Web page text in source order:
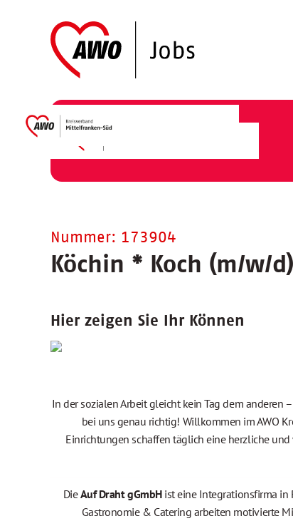
Nummer: 173904
Köchin * Koch (m/w/d)
Hier zeigen Sie Ihr Können
In der sozialen Arbeit gleicht kein Tag dem anderen
bei uns genau richtig! Willkommen im AWO
Einrichtungen schaffen täglich eine herzliche
DieAuf Draht gGmbHist eine Integrationsfirma in
Gastronomie & Catering arbeiten motivierte